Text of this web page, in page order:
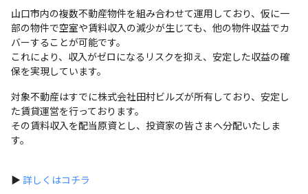
山口市内の複数不動産物件を組み合わせて運用しており、仮に一
部の物件で空室や賃料収入の減少が生じても、他の物件収益でカ
バーすることが可能です。
これにより、収入がゼロになるリスクを抑え、安定した収益の確
保を実現しています。
対象不動産はすでに株式会社田村ビルズが所有しており、安定し
た賃貸運営を行っております。
その賃料収入を配当原資とし、投資家の皆さまへ分配いたしま
す。
▶ 詳しくはコチラ